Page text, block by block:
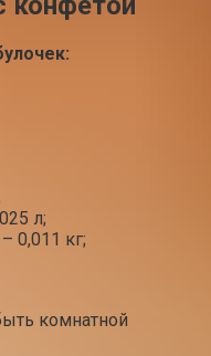
л;
0,011 кг;
комнатной